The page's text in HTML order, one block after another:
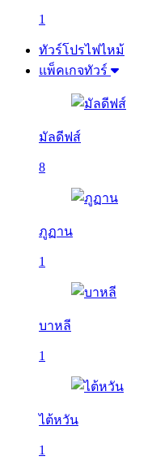
1
ทัวร์โปรไฟไหม้
แพ็คเกจทัวร์
มัลดีฟส์
8
ภูฏาน
1
บาหลี
1
ไต้หวัน
1